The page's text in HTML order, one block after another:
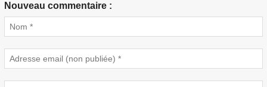
Nouveau commentaire :